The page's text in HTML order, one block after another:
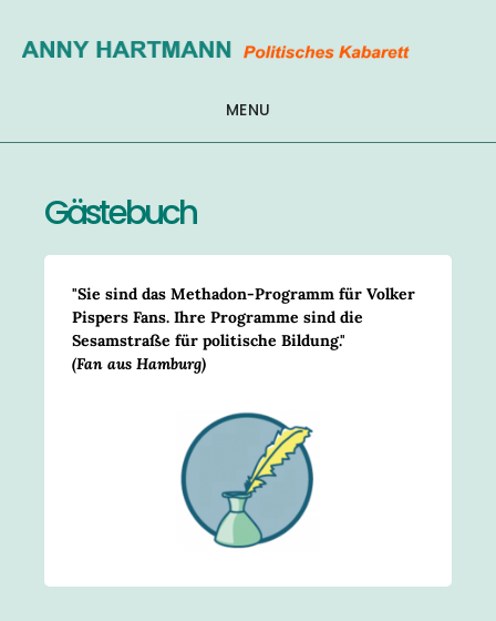
springen
MENU
Gästebuch
"Sie sind das Methadon-Programm für Volker
Pispers Fans. Ihre Programme sind die
Sesamstraße für politische Bildung."
(Fan aus Hamburg)